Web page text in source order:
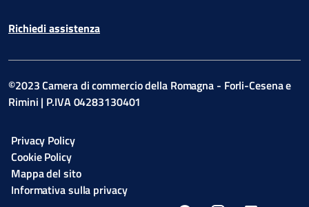
Richiedi assistenza
©2023 Camera di commercio della Romagna - Forli-Cesena e
Rimini | P.IVA 04283130401
Privacy Policy
Cookie Policy
Mappa del sito
Informativa sulla privacy